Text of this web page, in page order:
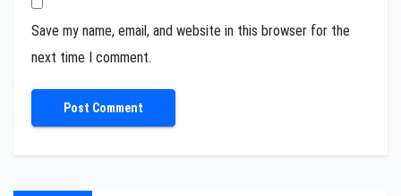
Save my name, email, and website in this browser for the
next time I comment.